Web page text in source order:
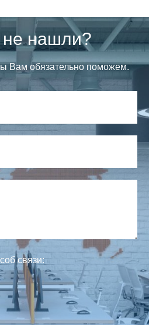
не нашли?
Вам обязательно поможем.
связи: